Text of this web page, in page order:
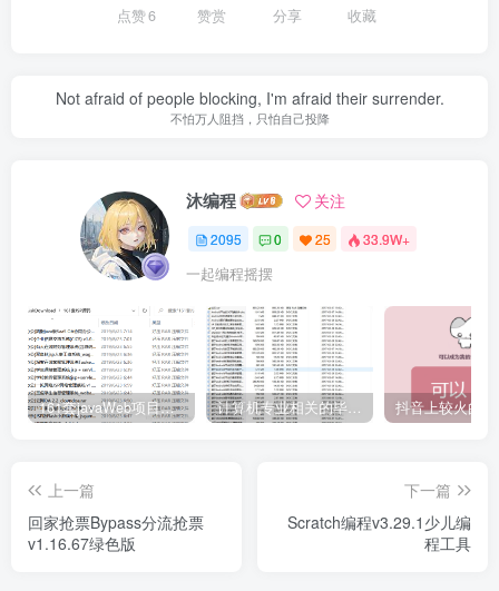
点赞6 赞赏 分享 收藏
Not afraid of people blocking, I'm afraid their surrender.
不怕万人阻挡，只怕自己投降
沐编程 关注
2095 0 25 33.9W+
一起编程摇摆
161套javaWeb项目源码免费分享
上一篇
回家抢票Bypass分流抢票
v1.16.67绿色版
下一篇
Scratch编程v3.29.1少儿编
程工具